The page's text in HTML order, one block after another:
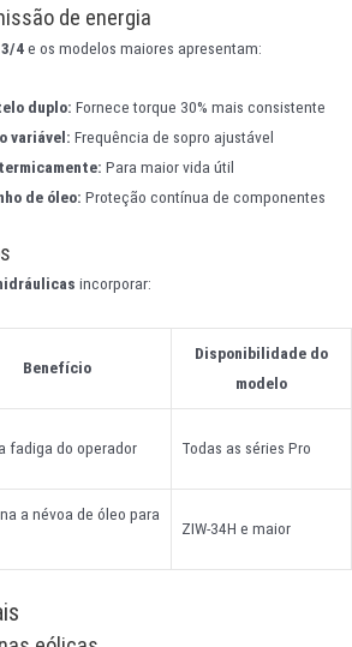
de energia
4e os modelos maiores apresentam:
duplo: Fornece torque 30% mais consistente
variável: Frequência de sopro ajustável
Para maior vida útil
de óleo: Proteção contínua de componentes
incorporar:
Benefício
Disponibilidade do
modelo
fadiga do operador Todas as séries Pro
a névoa de óleo para
ZIW-34H e maior